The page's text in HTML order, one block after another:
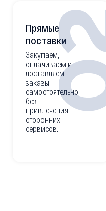
Прямые
поставки
Закупаем,
оплачиваем и
доставляем
заказы
самостоятельно,
без
привлечения
сторонних
сервисов.